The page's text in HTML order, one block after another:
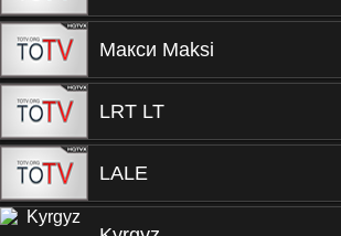
Макси Maksi
LRT LT
LALE